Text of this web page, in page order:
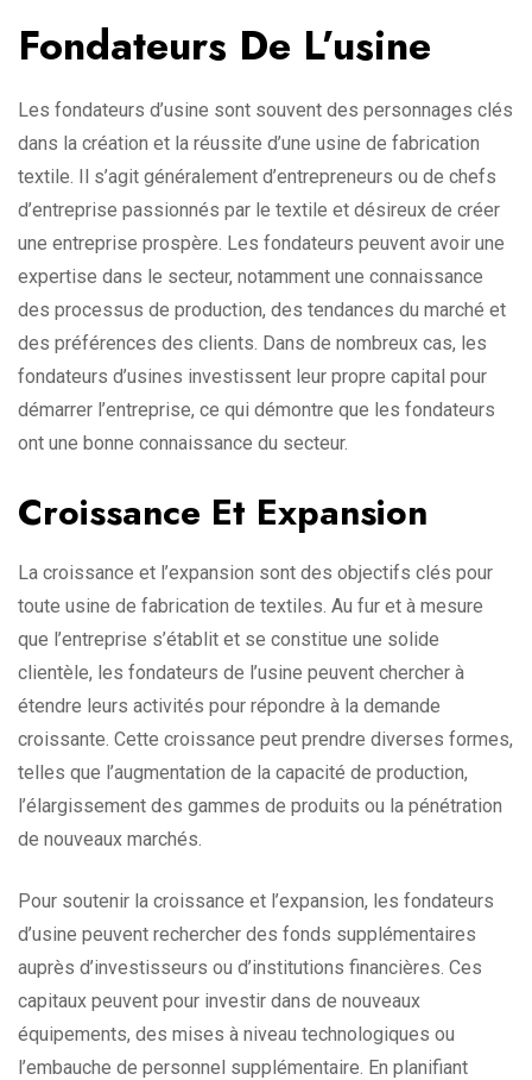
Fondateurs De L’usine
Les fondateurs d’usine sont souvent des personnages clés
dans la création et la réussite d’une usine de fabrication
textile. Il s’agit généralement d’entrepreneurs ou de chefs
d’entreprise passionnés par le textile et désireux de créer
une entreprise prospère. Les fondateurs peuvent avoir une
expertise dans le secteur, notamment une connaissance
des processus de production, des tendances du marché et
des préférences des clients. Dans de nombreux cas, les
fondateurs d’usines investissent leur propre capital pour
démarrer l’entreprise, ce qui démontre que les fondateurs
ont une bonne connaissance du secteur.
Croissance Et Expansion
La croissance et l’expansion sont des objectifs clés pour
toute usine de fabrication de textiles. Au fur et à mesure
que l’entreprise s’établit et se constitue une solide
clientèle, les fondateurs de l’usine peuvent chercher à
étendre leurs activités pour répondre à la demande
croissante. Cette croissance peut prendre diverses formes,
telles que l’augmentation de la capacité de production,
l’élargissement des gammes de produits ou la pénétration
de nouveaux marchés.
Pour soutenir la croissance et l’expansion, les fondateurs
d’usine peuvent rechercher des fonds supplémentaires
auprès d’investisseurs ou d’institutions financières. Ces
capitaux peuvent pour investir dans de nouveaux
équipements, des mises à niveau technologiques ou
l’embauche de personnel supplémentaire. En planifiant